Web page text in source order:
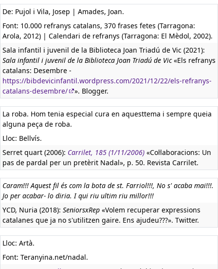
De: Pujol i Vila, Josep | Amades, Joan.
Font: 10.000 refranys catalans, 370 frases fetes (Tarragona:
Arola, 2012) | Calendari de refranys (Tarragona: El Mèdol, 2002).
Sala infantil i juvenil de la Biblioteca Joan Triadú de Vic (2021):
Sala infantil i juvenil de la Biblioteca Joan Triadú de Vic«Els refranys
catalans: Desembre -
https://bibdevicinfantil.wordpress.com/2021/12/22/els-refranys-
catalans-desembre/
». Blogger.
La roba. Hom tenia especial cura en aquesttema i sempre queia
alguna peça de roba.
Lloc: Bellvís.
Serret quart (2006): Carrilet, 185 (1/11/2006) «Col·laboracions: Un
pas de pardal per un pretèrit Nadal», p. 50. Revista Carrilet.
Caram!!! Aquest fil és com la bota de st. Farriol!!!, No s' acaba mai!!!.
Jo per acabar- lo diria. I qui riu ultim riu millor!!!
YCD, Nuria (2018): SeniorsxRep «Volem recuperar expressions
catalanes que ja no s'utilitzen gaire. Ens ajudeu???». Twitter.
Lloc: Artà.
Font: Teranyina.net/nadal.